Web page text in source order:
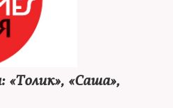
«Толик», «Саша»,